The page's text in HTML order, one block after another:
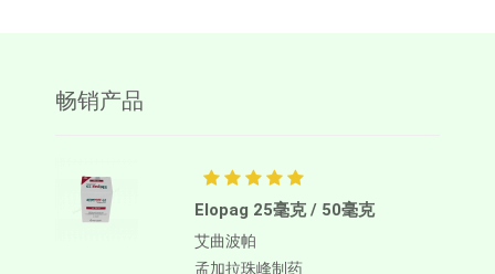
畅销产品
Elopag 25毫克 / 50毫克
艾曲波帕
孟加拉珠峰制药